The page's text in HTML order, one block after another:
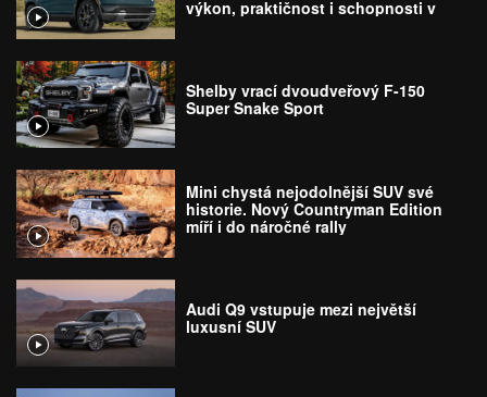
výkon, praktičnost i schopnosti v
Shelby vrací dvoudveřový F-150
Super Snake Sport
Mini chystá nejodolnější SUV své
historie. Nový Countryman Edition
míří i do náročné rally
Audi Q9 vstupuje mezi největší
luxusní SUV